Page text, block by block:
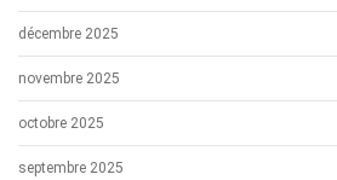
décembre 2025
novembre 2025
octobre 2025
septembre 2025